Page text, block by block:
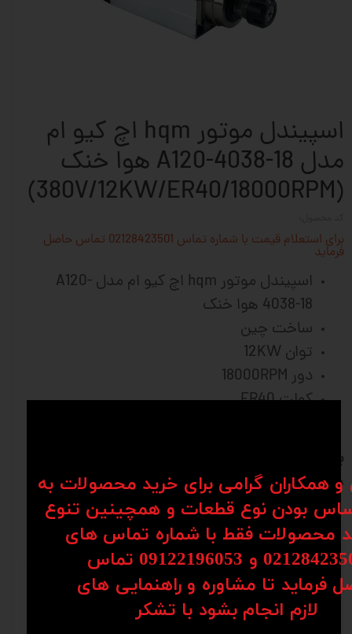
اسپیندل موتور hqm اچ کیو ام
مدل A120-4038-18 هوا خنک
(380V/12KW/ER40/18000RPM)
برای استعلام قیمت با شماره تماس 02128423501 تماس حاصل
فرماید
اسپیندل موتور hqm اچ کیو ام مدل A120-
4038-18 هوا خنک
ساخت چین
توان 12KW
دور 18000RPM
کولت ER40
09914530554 تماس حاصل فرمایید
نظرات
همکاران گرامی برای خرید محصولات به
بودن نوع قطعات و همچینین تنوع
کد محصولات فقط با شماره تماس های
و 09122196053​​​​​​​ تماس
فرماید تا مشاوره و راهنمایی های
​​​​​​​لازم انجام بشود با تشکر​​​​​​​